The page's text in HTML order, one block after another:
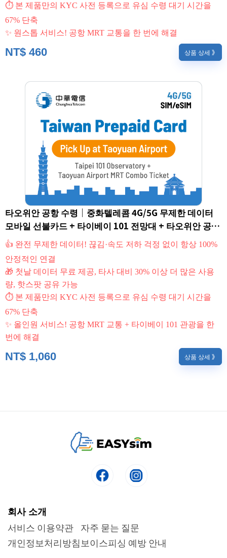
⏱ 본 제품만의 KYC 사전 등록으로 유심 수령 대기 시간을
67% 단축
✨ 원스톱 서비스! 공항 MRT 교통을 한 번에 해결
NT$ 460 상품 상세 》
타오위안 공항 수령｜중화텔레콤 4G/5G 무제한 데이터
모바일 선불카드 + 타이베이 101 전망대 + 타오위안 공항
MRT 패키지｜대만SIM카드/eSIM (외국인 한정)
👍 완전 무제한 데이터! 끊김·속도 저하 걱정 없이 항상 100%
안정적인 연결
🎁 첫날 데이터 무료 제공, 타사 대비 30% 이상 더 많은 사용
량, 핫스팟 공유 가능
⏱ 본 제품만의 KYC 사전 등록으로 유심 수령 대기 시간을
67% 단축
✨ 올인원 서비스! 공항 MRT 교통 + 타이베이 101 관광을 한
번에 해결
NT$ 1,060 상품 상세 》
회사 소개
서비스 이용약관
개인정보처리방침
자주 묻는 질문
보이스피싱 예방 안내